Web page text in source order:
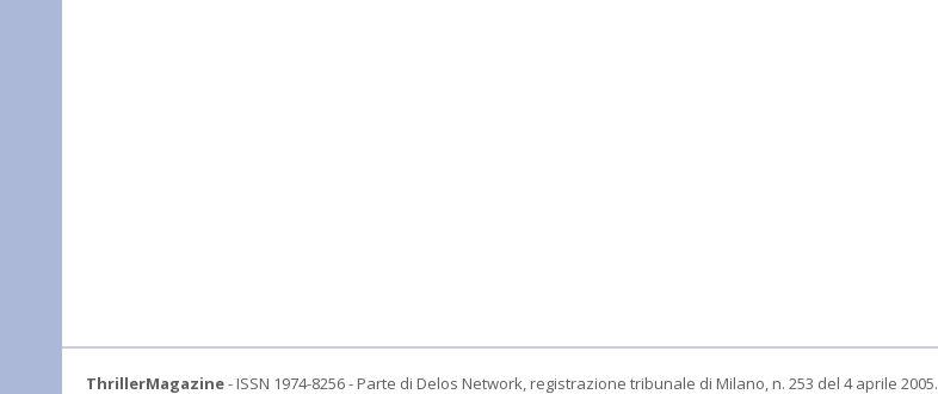
ThrillerMagazine- ISSN 1974-8256 - Parte di Delos Network, registrazione tribunale di Milano, n. 253 del 4 aprile 2005.